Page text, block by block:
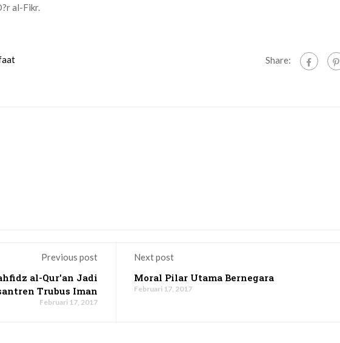
al-Fikr.
Share:
Previous post
al-Qur'an Jadi
Trubus Iman
Februari 17, 2017
Next post
Moral Pilar Utama Bernegara
Februari 17, 2017